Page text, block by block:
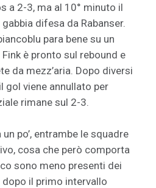
a 2-3, ma al 10° minuto il
difesa da Rabanser.
para bene su un
è pronto sul rebound e
da mezz’aria. Dopo diversi
gol viene annullato per
rimane sul 2-3.
po’, entrambe le squadre
cosa che però comporta
sono meno presenti dei
il primo intervallo